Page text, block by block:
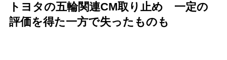
トヨタの五輪関連CM取り止め 一定の
評価を得た一方で失ったものも